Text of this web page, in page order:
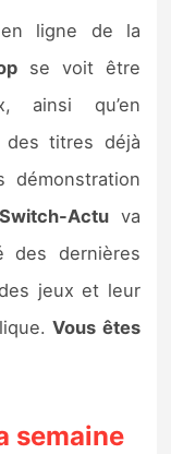
2
en ligne de la
se voit être
ainsi qu’en
des titres déjà
démonstration
Switch-Actu va
des dernières
jeux et leur
Vous êtes
semaine